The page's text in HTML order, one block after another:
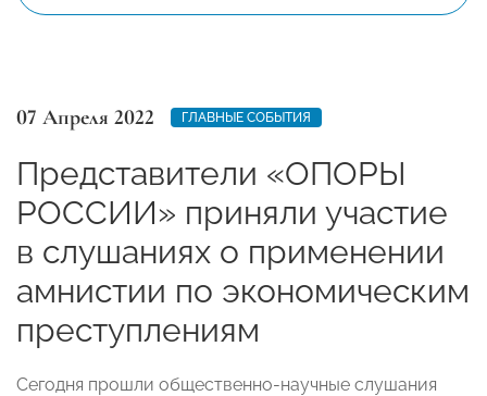
07 Апреля 2022 ГЛАВНЫЕ СОБЫТИЯ
Представители «ОПОРЫ
РОССИИ» приняли участие
в слушаниях о применении
амнистии по экономическим
преступлениям
Сегодня прошли общественно-научные слушания